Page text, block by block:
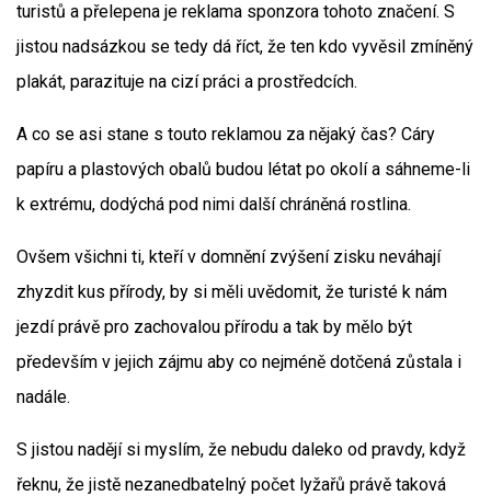
turistů a přelepena je reklama sponzora tohoto značení. S
jistou nadsázkou se tedy dá říct, že ten kdo vyvěsil zmíněný
plakát, parazituje na cizí práci a prostředcích.
A co se asi stane s touto reklamou za nějaký čas? Cáry
papíru a plastových obalů budou létat po okolí a sáhneme-li
k extrému, dodýchá pod nimi další chráněná rostlina.
Ovšem všichni ti, kteří v domnění zvýšení zisku neváhají
zhyzdit kus přírody, by si měli uvědomit, že turisté k nám
jezdí právě pro zachovalou přírodu a tak by mělo být
především v jejich zájmu aby co nejméně dotčená zůstala i
nadále.
S jistou nadějí si myslím, že nebudu daleko od pravdy, když
řeknu, že jistě nezanedbatelný počet lyžařů právě taková